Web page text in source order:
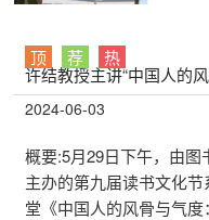
顶 荐 热
许结教授主讲“中国人的
2024-06-03
概要:5月29日下午，由图
主办的第九届读书文化
堂《中国人的风骨与气